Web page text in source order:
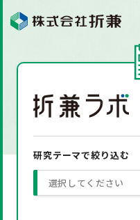
研究テーマで絞り込む
選択してください